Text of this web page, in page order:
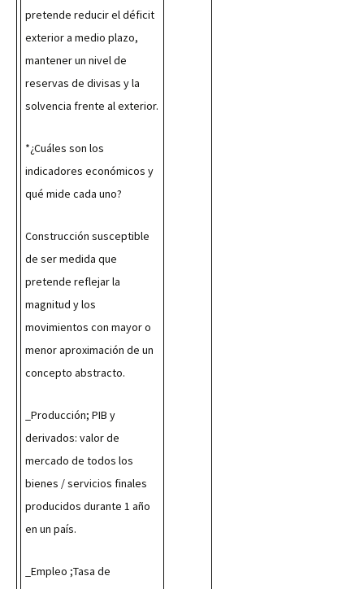
pretende reducir el déficit
exterior a medio plazo,
mantener un nivel de
reservas de divisas y la
solvencia frente al exterior.
*¿Cuáles son los
indicadores económicos y
qué mide cada uno?
Construcción susceptible
de ser medida que
pretende reflejar la
magnitud y los
movimientos con mayor o
menor aproximación de un
concepto abstracto.
_Producción; PIB y
derivados: valor de
mercado de todos los
bienes / servicios finales
producidos durante 1 año
en un país.
_Empleo ;Tasa de